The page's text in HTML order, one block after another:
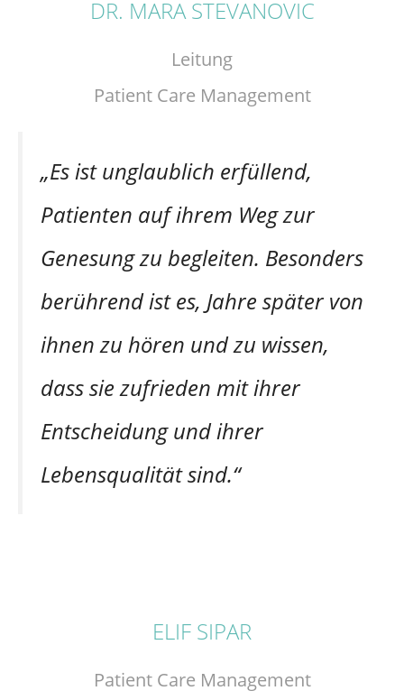
DR. MARA STEVANOVIC
Leitung
Patient Care Management
„Es ist unglaublich erfüllend,
Patienten auf ihrem Weg zur
Genesung zu begleiten. Besonders
berührend ist es, Jahre später von
ihnen zu hören und zu wissen,
dass sie zufrieden mit ihrer
Entscheidung und ihrer
Lebensqualität sind.“
ELIF SIPAR
Patient Care Management